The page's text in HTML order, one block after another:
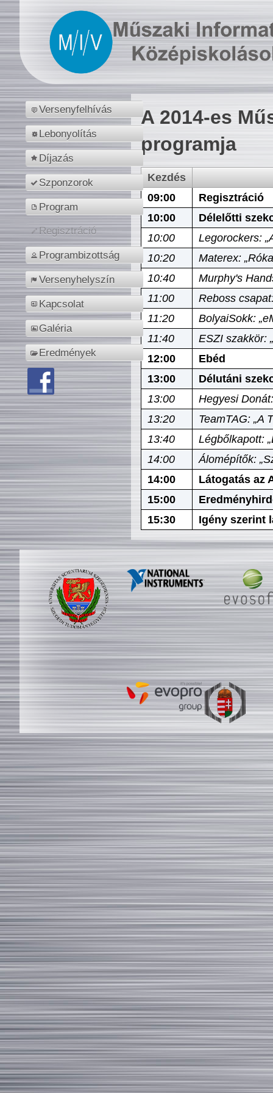
Versenyfelhívás
Lebonyolítás
Díjazás
Szponzorok
Program
Regisztráció
Programbizottság
Versenyhelyszín
Kapcsolat
Galéria
Eredmények
A 2014-es
programja
Kezdés
09:00
Regisztráció
10:00
Délelőtti
10:00
Legorockers:
10:20
Materex:
10:40
Murphy's
11:00
Reboss
11:20
BolyaiSokk:
11:40
ESZI szakkör:
12:00
Ebéd
13:00
Délutáni
13:00
Hegyesi
13:20
TeamTAG: „A
13:40
Légbőlkapott:
14:00
Álomépítők:
14:00
Látogatás az
15:00
15:30
Igény szerint